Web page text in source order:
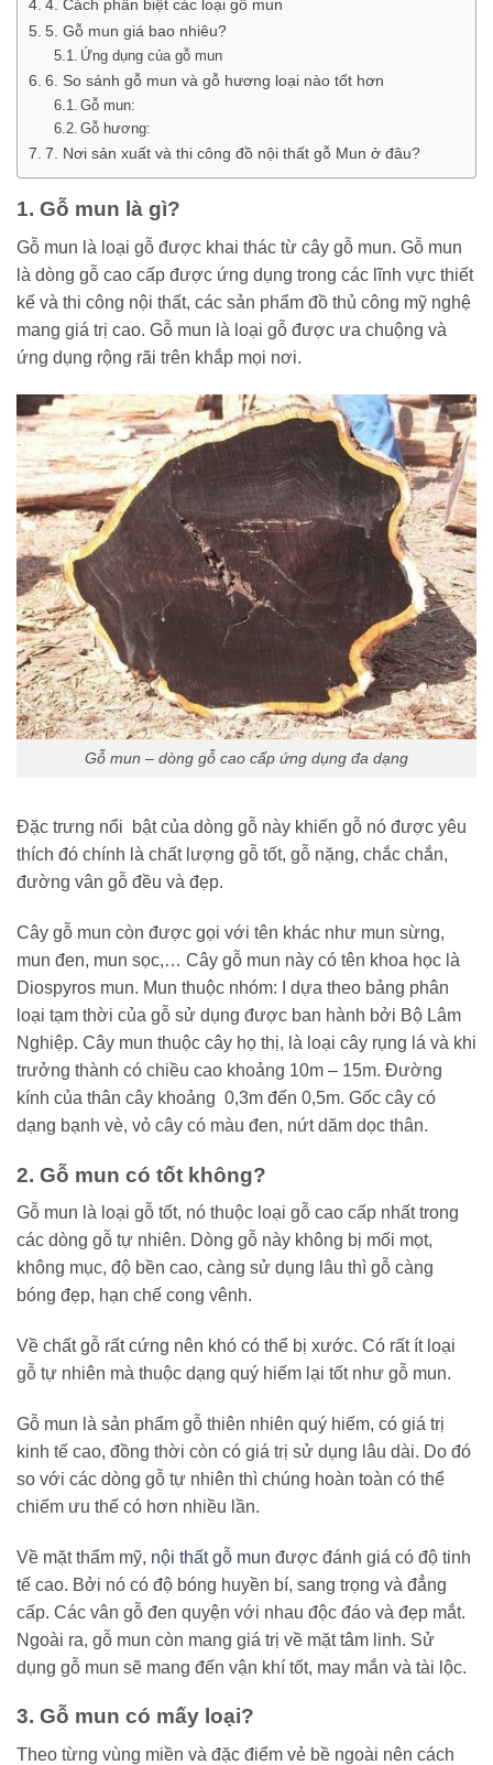
4. Cách phân biệt các loại gỗ mun
5. Gỗ mun giá bao nhiêu?
Ứng dụng của gỗ mun
6. So sánh gỗ mun và gỗ hương loại nào tốt hơn
Gỗ mun:
Gỗ hương:
7. Nơi sản xuất và thi công đồ nội thất gỗ Mun ở đâu?
1. Gỗ mun là gì?
Gỗ mun là loại gỗ được khai thác từ cây gỗ mun. Gỗ mun
là dòng gỗ cao cấp được ứng dụng trong các lĩnh vực thiết
kế và thi công nội thất, các sản phẩm đồ thủ công mỹ nghệ
mang giá trị cao. Gỗ mun là loại gỗ được ưa chuộng và
ứng dụng rộng rãi trên khắp mọi nơi.
Gỗ mun – dòng gỗ cao cấp ứng dụng đa dạng
Đặc trưng nổi bật của dòng gỗ này khiến gỗ nó được yêu
thích đó chính là chất lượng gỗ tốt, gỗ nặng, chắc chắn,
đường vân gỗ đều và đẹp.
Cây gỗ mun còn được gọi với tên khác như mun sừng,
mun đen, mun sọc,… Cây gỗ mun này có tên khoa học là
Diospyros mun. Mun thuộc nhóm: I dựa theo bảng phân
loại tạm thời của gỗ sử dụng được ban hành bởi Bộ Lâm
Nghiệp. Cây mun thuộc cây họ thị, là loại cây rụng lá và khi
trưởng thành có chiều cao khoảng 10m – 15m. Đường
kính của thân cây khoảng 0,3m đến 0,5m. Gốc cây có
dạng bạnh vè, vỏ cây có màu đen, nứt dăm dọc thân.
2. Gỗ mun có tốt không?
Gỗ mun là loại gỗ tốt, nó thuộc loại gỗ cao cấp nhất trong
các dòng gỗ tự nhiên. Dòng gỗ này không bị mối mọt,
không mục, độ bền cao, càng sử dụng lâu thì gỗ càng
bóng đẹp, hạn chế cong vênh.
Về chất gỗ rất cứng nên khó có thể bị xước. Có rất ít loại
gỗ tự nhiên mà thuộc dạng quý hiếm lại tốt như gỗ mun.
Gỗ mun là sản phẩm gỗ thiên nhiên quý hiếm, có giá trị
kinh tế cao, đồng thời còn có giá trị sử dụng lâu dài. Do đó
so với các dòng gỗ tự nhiên thì chúng hoàn toàn có thể
chiếm ưu thế có hơn nhiều lần.
Về mặt thẩm mỹ, nội thất gỗ mun được đánh giá có độ tinh
tế cao. Bởi nó có độ bóng huyền bí, sang trọng và đẳng
cấp. Các vân gỗ đen quyện với nhau độc đáo và đẹp mắt.
Ngoài ra, gỗ mun còn mang giá trị về mặt tâm linh. Sử
dụng gỗ mun sẽ mang đến vận khí tốt, may mắn và tài lộc.
3. Gỗ mun có mấy loại?
Theo từng vùng miền và đặc điểm vẻ bề ngoài nên cách